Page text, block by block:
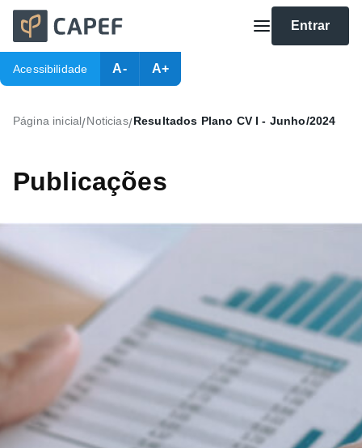
Entrar
Acessibilidade A- A+
Página inicial/Noticias/Resultados Plano CV I - Junho/2024
Publicações